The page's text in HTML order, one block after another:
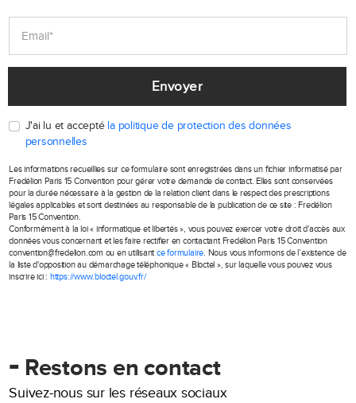
Envoyer
J'ai lu et accepté la politique de protection des données
personnelles
Les informations recueillies sur ce formulaire sont enregistrées dans un fichier informatisé par
Fredélion Paris 15 Convention pour gérer votre demande de contact. Elles sont conservées
pour la durée nécessaire à la gestion de la relation client dans le respect des prescriptions
légales applicables et sont destinées au responsable de la publication de ce site : Fredélion
Paris 15 Convention.
Conformément à la loi « informatique et libertés », vous pouvez exercer votre droit d'accès aux
données vous concernant et les faire rectifier en contactant Fredélion Paris 15 Convention
convention@fredelion.com ou en utilisantce formulaire. Nous vous informons de l’existence de
la liste d'opposition au démarchage téléphonique « Bloctel », sur laquelle vous pouvez vous
inscrire ici : https://www.bloctel.gouv.fr/
- Restons en contact
Suivez-nous sur les réseaux sociaux